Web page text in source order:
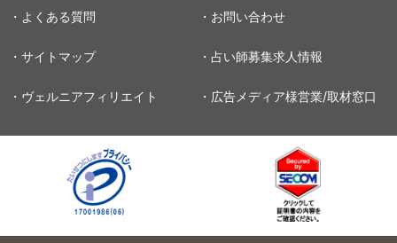
・よくある質問 ・お問い合わせ
・サイトマップ ・占い師募集求人情報
・ヴェルニアフィリエイト ・広告メディア様営業/取材窓口